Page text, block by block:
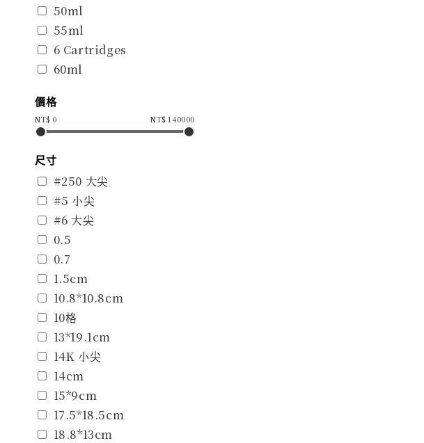
50ml
55ml
6 Cartridges
60ml
價格
NT$ 0 NT$140000
尺寸
#250 大尖
#5 小尖
#6 大尖
0.5
0.7
1.5cm
10.8*10.8cm
10格
13*19.1cm
14K 小尖
14cm
15*9cm
17.5*18.5cm
18.8*13cm